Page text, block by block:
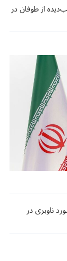
از طوفان در
ناوبری در